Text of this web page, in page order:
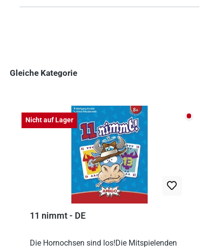
Gleiche Kategorie
Nicht auf Lager Nicht
11 nimmt - DE
Die Hornochsen sind los!Die Mitspielenden